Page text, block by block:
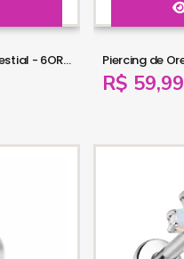
Piercing para Orelha - Estrela Celestial - 6ORE1087
R$ 59,99